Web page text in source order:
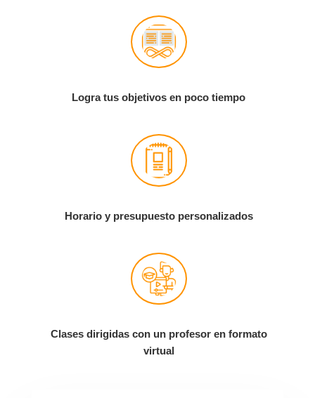
Logra tus objetivos en poco tiempo
Horario y presupuesto personalizados
Clases dirigidas con un profesor en formato
virtual